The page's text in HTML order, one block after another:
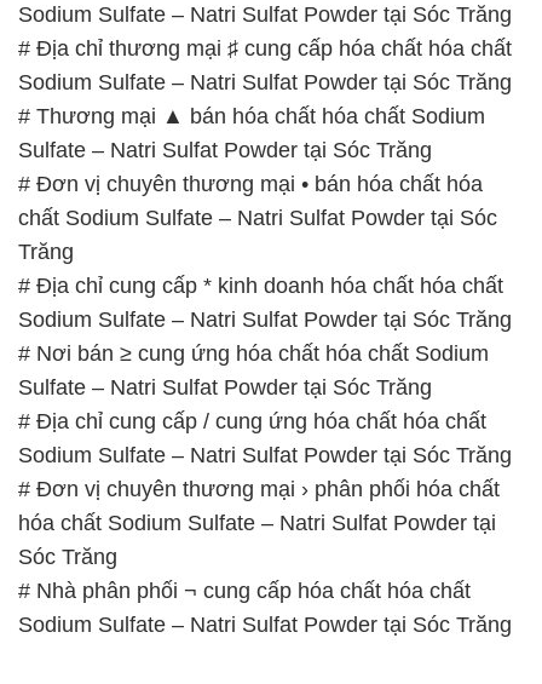
Sodium Sulfate – Natri Sulfat Powder tại Sóc Trăng
# Địa chỉ thương mại ♯ cung cấp hóa chất hóa chất
Sodium Sulfate – Natri Sulfat Powder tại Sóc Trăng
# Thương mại ▲ bán hóa chất hóa chất Sodium
Sulfate – Natri Sulfat Powder tại Sóc Trăng
# Đơn vị chuyên thương mại • bán hóa chất hóa
chất Sodium Sulfate – Natri Sulfat Powder tại Sóc
Trăng
# Địa chỉ cung cấp * kinh doanh hóa chất hóa chất
Sodium Sulfate – Natri Sulfat Powder tại Sóc Trăng
# Nơi bán ≥ cung ứng hóa chất hóa chất Sodium
Sulfate – Natri Sulfat Powder tại Sóc Trăng
# Địa chỉ cung cấp / cung ứng hóa chất hóa chất
Sodium Sulfate – Natri Sulfat Powder tại Sóc Trăng
# Đơn vị chuyên thương mại › phân phối hóa chất
hóa chất Sodium Sulfate – Natri Sulfat Powder tại
Sóc Trăng
# Nhà phân phối ¬ cung cấp hóa chất hóa chất
Sodium Sulfate – Natri Sulfat Powder tại Sóc Trăng